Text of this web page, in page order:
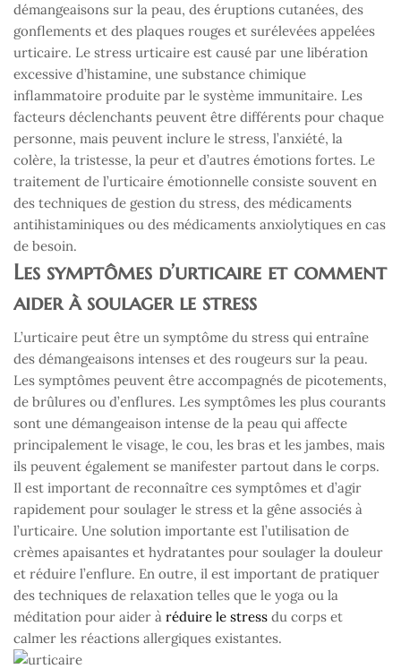
démangeaisons sur la peau, des éruptions cutanées, des
gonflements et des plaques rouges et surélevées appelées
urticaire. Le stress urticaire est causé par une libération
excessive d’histamine, une substance chimique
inflammatoire produite par le système immunitaire. Les
facteurs déclenchants peuvent être différents pour chaque
personne, mais peuvent inclure le stress, l’anxiété, la
colère, la tristesse, la peur et d’autres émotions fortes. Le
traitement de l’urticaire émotionnelle consiste souvent en
des techniques de gestion du stress, des médicaments
antihistaminiques ou des médicaments anxiolytiques en cas
de besoin.
Les symptômes d’urticaire et comment
aider à soulager le stress
L’urticaire peut être un symptôme du stress qui entraîne
des démangeaisons intenses et des rougeurs sur la peau.
Les symptômes peuvent être accompagnés de picotements,
de brûlures ou d’enflures. Les symptômes les plus courants
sont une démangeaison intense de la peau qui affecte
principalement le visage, le cou, les bras et les jambes, mais
ils peuvent également se manifester partout dans le corps.
Il est important de reconnaître ces symptômes et d’agir
rapidement pour soulager le stress et la gêne associés à
l’urticaire. Une solution importante est l’utilisation de
crèmes apaisantes et hydratantes pour soulager la douleur
et réduire l’enflure. En outre, il est important de pratiquer
des techniques de relaxation telles que le yoga ou la
méditation pour aider à réduire le stress du corps et
calmer les réactions allergiques existantes.